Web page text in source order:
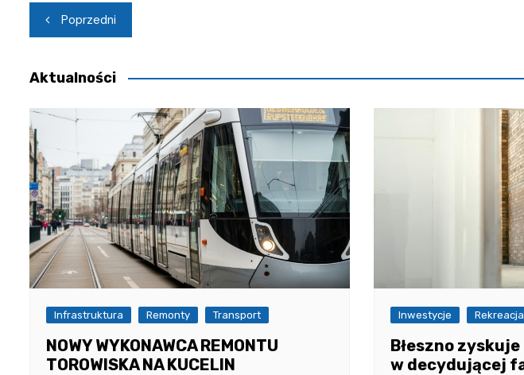
Nawigacja
wpisu
Poprzedni
Aktualności
Infrastruktura Remonty Transport
NOWY WYKONAWCA REMONTU
TOROWISKA NA KUCELIN
Inwestycje Rekreacja
Błeszno
w decydującej